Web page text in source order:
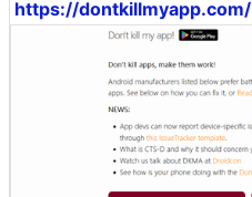
https://dontkillmyapp.com/